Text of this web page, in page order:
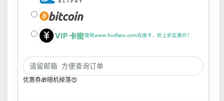
使用www.foolfans.com充值卡，折上折实惠价！
优惠券🎁随机掉落😍